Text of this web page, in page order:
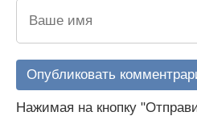
Нажимая на кнопку